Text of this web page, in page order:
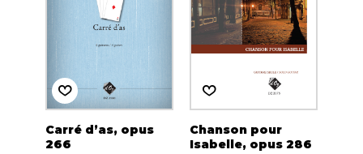
Carré d’as, opus
266
Chanson pour
Isabelle, opus 286